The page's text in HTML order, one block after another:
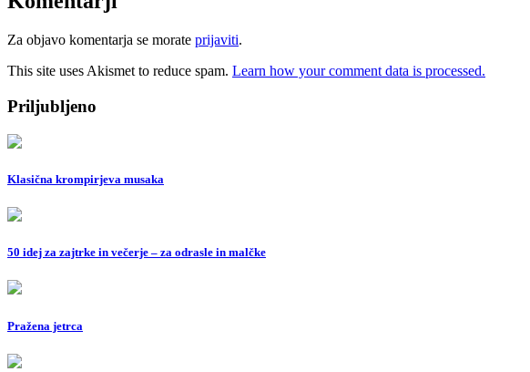
Za objavo komentarja se morate prijaviti.
This site uses Akismet to reduce spam. Learn how your comment data is processed.
Priljubljeno
Klasična krompirjeva musaka
50 idej za zajtrke in večerje – za odrasle in malčke
Pražena jetrca